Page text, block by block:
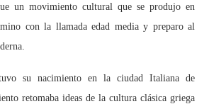
movimiento cultural que se produjo en
con la llamada edad media y preparo al
su nacimiento en la ciudad Italiana de
retomaba ideas de la cultura clásica griega